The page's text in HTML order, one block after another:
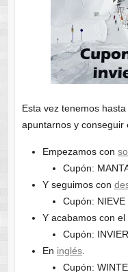
Esta vez tenemos
apuntarnos y conseguir
Empezamos con
Cupón:
Y seguimos con
Cupón: NIEVE
Y acabamos con
Cupón:
En inglés.
Cupón: